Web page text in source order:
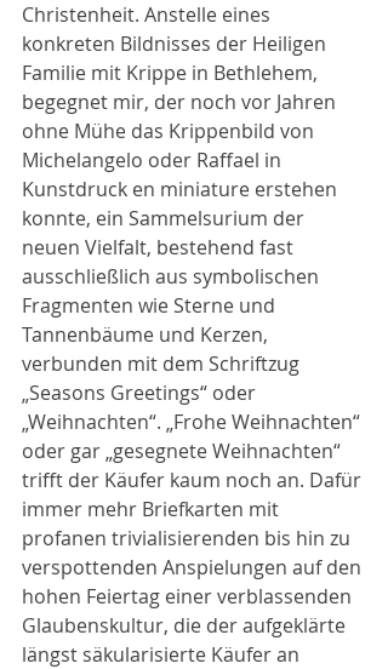
Christenheit. Anstelle eines
konkreten Bildnisses der Heiligen
Familie mit Krippe in Bethlehem,
begegnet mir, der noch vor Jahren
ohne Mühe das Krippenbild von
Michelangelo oder Raffael in
Kunstdruck en miniature erstehen
konnte, ein Sammelsurium der
neuen Vielfalt, bestehend fast
ausschließlich aus symbolischen
Fragmenten wie Sterne und
Tannenbäume und Kerzen,
verbunden mit dem Schriftzug
„Seasons Greetings“ oder
„Weihnachten“. „Frohe Weihnachten“
oder gar „gesegnete Weihnachten“
trifft der Käufer kaum noch an. Dafür
immer mehr Briefkarten mit
profanen trivialisierenden bis hin zu
verspottenden Anspielungen auf den
hohen Feiertag einer verblassenden
Glaubenskultur, die der aufgeklärte
längst säkularisierte Käufer an